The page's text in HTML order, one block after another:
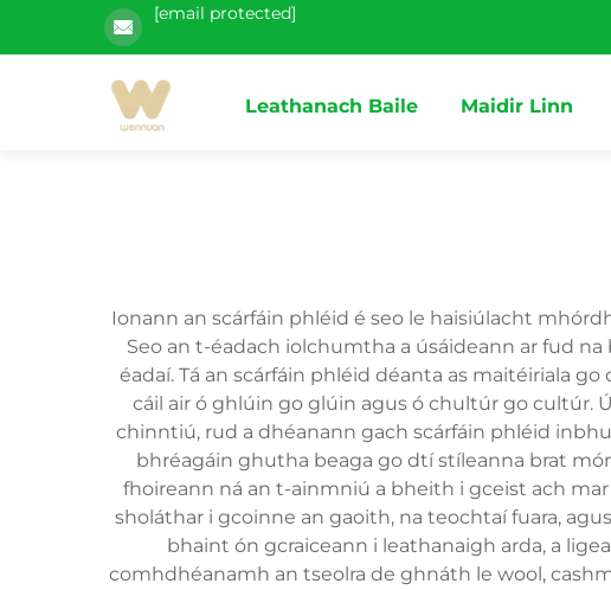
[email protected]
Leathanach Baile Maidir Linn
Ionann an scárfáin phléid é seo le haisiúlacht
Seo an t-éadach iolchumtha a úsáideann ar fud
éadaí. Tá an scárfáin phléid déanta as maitéiriala
cáil air ó ghlúin go glúin agus ó chultúr go cultúr.
chinntiú, rud a dhéanann gach scárfáin phléid
bhréagáin ghutha beaga go dtí stíleanna brat
fhoireann ná an t-ainmniú a bheith i gceist ach
sholáthar i gcoinne an gaoith, na teochtaí fuara,
bhaint ón gcraiceann i leathanaigh arda, a
comhdhéanamh an tseolra de ghnáth le wool,